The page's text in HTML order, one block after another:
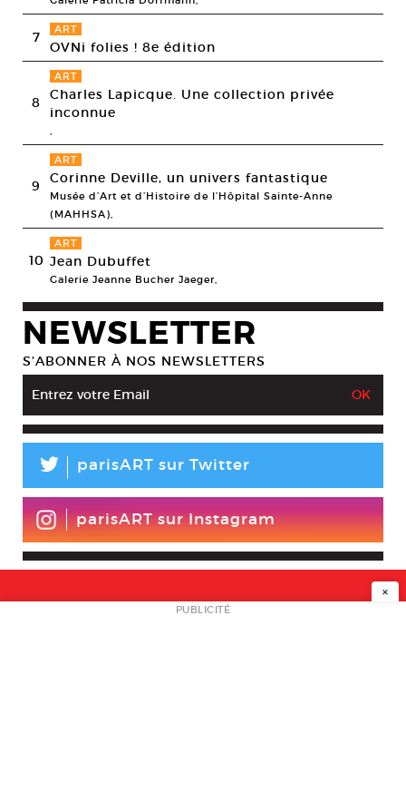
7 ART
OVNi folies ! 8e édition
8
ART
Charles Lapicque. Une collection privée
inconnue
,
9
ART
Corinne Deville, un univers fantastique
Musée d’Art et d’Histoire de l’Hôpital Sainte-Anne
(MAHHSA),
10
ART
Jean Dubuffet
Galerie Jeanne Bucher Jaeger,
NEWSLETTER
S’ABONNER À NOS NEWSLETTERS
L parisART sur Twitter
parisART sur Instagram
NEWSLETTER
×
PUBLICITÉ